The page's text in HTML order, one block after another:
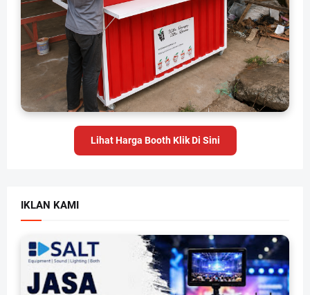
Lihat Harga Booth Klik Di Sini
IKLAN KAMI